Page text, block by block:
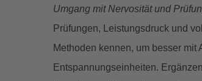
Umgang mit Nervosität und
Prüfungen, Leistungsdruck und
Methoden kennen, um besser
Entspannungseinheiten.